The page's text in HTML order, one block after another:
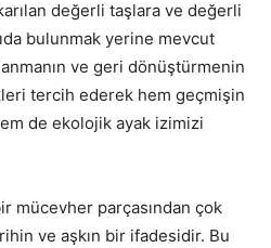
değerli taşlara ve değerli
bulunmak yerine mevcut
ve geri dönüştürmenin
tercih ederek hem geçmişin
de ekolojik ayak izimizi
mücevher parçasından çok
ve aşkın bir ifadesidir. Bu